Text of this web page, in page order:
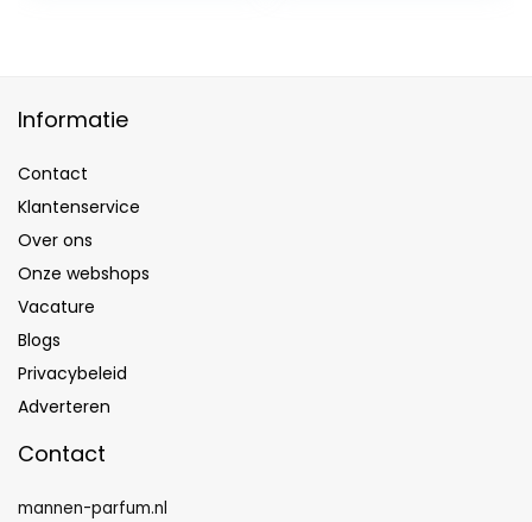
Informatie
Contact
Klantenservice
Over ons
Onze webshops
Vacature
Blogs
Privacybeleid
Adverteren
Contact
mannen-parfum.nl